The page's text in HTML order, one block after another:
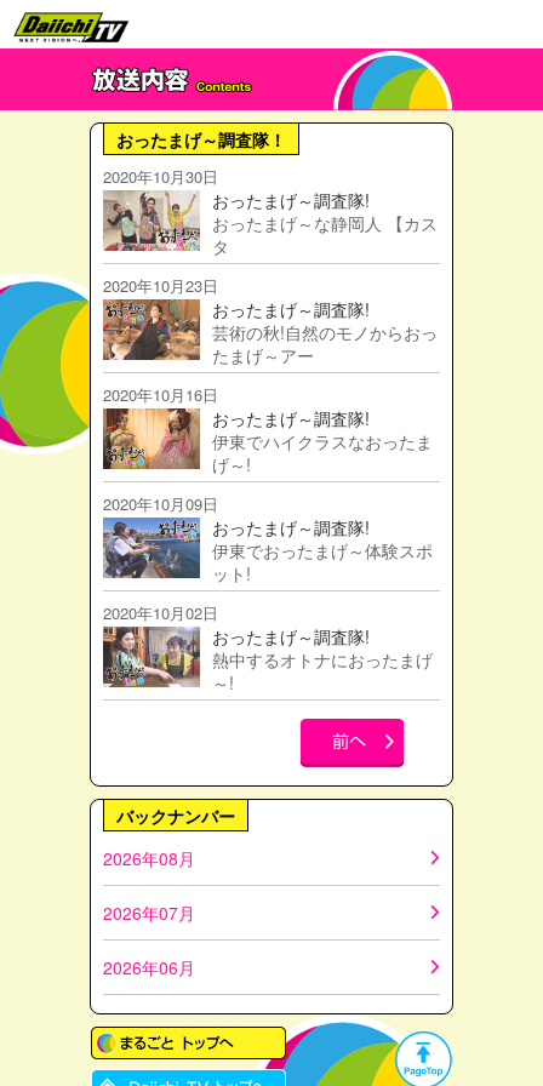
おったまげ～調査隊！
2020年10月30日
おったまげ～調査隊!
おったまげ～な静岡人 【カス
タ
2020年10月23日
おったまげ～調査隊!
芸術の秋!自然のモノからおっ
たまげ～アー
2020年10月16日
おったまげ～調査隊!
伊東でハイクラスなおったま
げ～!
2020年10月09日
おったまげ～調査隊!
伊東でおったまげ～体験スポ
ット!
2020年10月02日
おったまげ～調査隊!
熱中するオトナにおったまげ
～!
バックナンバー
2026年08月
2026年07月
2026年06月